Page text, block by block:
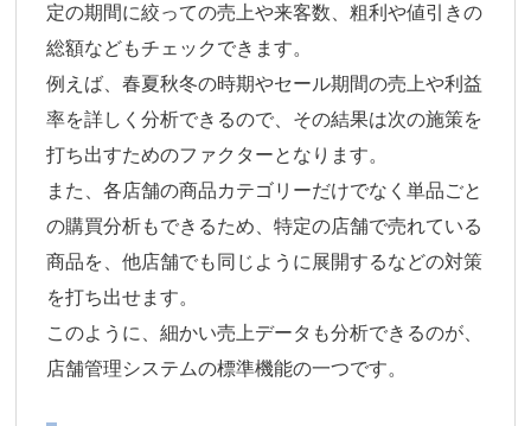
定の期間に絞っての売上や来客数、粗利や値引きの
総額などもチェックできます。
例えば、春夏秋冬の時期やセール期間の売上や利益
率を詳しく分析できるので、その結果は次の施策を
打ち出すためのファクターとなります。
また、各店舗の商品カテゴリーだけでなく単品ごと
の購買分析もできるため、特定の店舗で売れている
商品を、他店舗でも同じように展開するなどの対策
を打ち出せます。
このように、細かい売上データも分析できるのが、
店舗管理システムの標準機能の一つです。